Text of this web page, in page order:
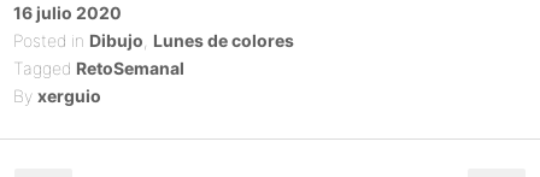
Posted
on
16 julio 2020
Posted in Dibujo Lunes de colores
Tagged RetoSemanal
By xerguio